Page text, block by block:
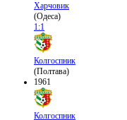
Харчовик
(Одеса)
1:1
Колгоспник
(Полтава)
1961
Колгоспник